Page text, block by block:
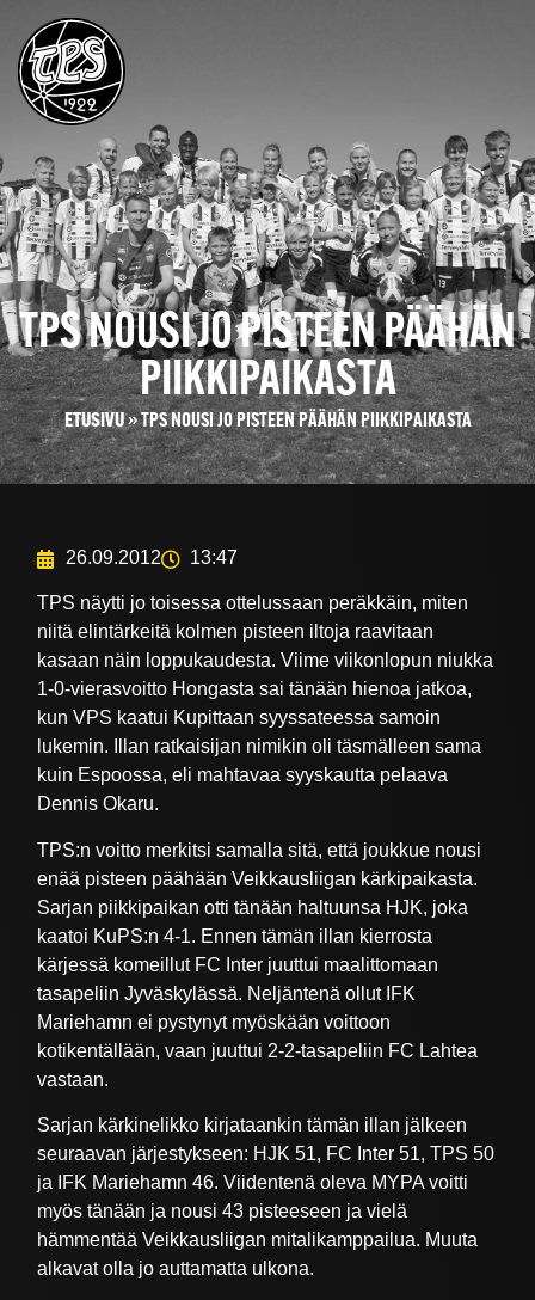
TPS NOUSI JO PISTEEN PÄÄHÄN
PIIKKIPAIKASTA
ETUSIVU»TPS NOUSI JO PISTEEN PÄÄHÄN PIIKKIPAIKASTA
26.09.2012 13:47
TPS näytti jo toisessa ottelussaan peräkkäin, miten
niitä elintärkeitä kolmen pisteen iltoja raavitaan
kasaan näin loppukaudesta. Viime viikonlopun niukka
1-0-vierasvoitto Hongasta sai tänään hienoa jatkoa,
kun VPS kaatui Kupittaan syyssateessa samoin
lukemin. Illan ratkaisijan nimikin oli täsmälleen sama
kuin Espoossa, eli mahtavaa syyskautta pelaava
Dennis Okaru.
TPS:n voitto merkitsi samalla sitä, että joukkue nousi
enää pisteen päähään Veikkausliigan kärkipaikasta.
Sarjan piikkipaikan otti tänään haltuunsa HJK, joka
kaatoi KuPS:n 4-1. Ennen tämän illan kierrosta
kärjessä komeillut FC Inter juuttui maalittomaan
tasapeliin Jyväskylässä. Neljäntenä ollut IFK
Mariehamn ei pystynyt myöskään voittoon
kotikentällään, vaan juuttui 2-2-tasapeliin FC Lahtea
vastaan.
Sarjan kärkinelikko kirjataankin tämän illan jälkeen
seuraavan järjestykseen: HJK 51, FC Inter 51, TPS 50
ja IFK Mariehamn 46. Viidentenä oleva MYPA voitti
myös tänään ja nousi 43 pisteeseen ja vielä
hämmentää Veikkausliigan mitalikamppailua. Muuta
alkavat olla jo auttamatta ulkona.